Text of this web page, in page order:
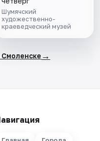
Шумячский
художественно-
краеведческий музей
→